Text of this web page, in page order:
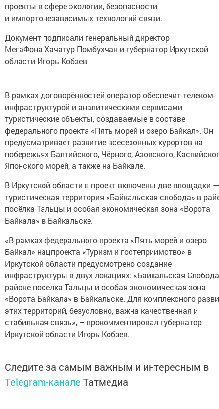
проекты в сфере экологии, безопасности
и импортонезависимых технологий связи.
Документ подписали генеральный директор
МегаФона Хачатур Помбухчан и губернатор Иркутской
области Игорь Кобзев.
В рамках договорённостей оператор обеспечит телеком-
инфраструктурой и аналитическими сервисами
туристические объекты, создаваемые в составе
федерального проекта «Пять морей и озеро Байкал». Он
предусматривает развитие всесезонных курортов на
побережьях Балтийского, Чёрного, Азовского,
Японского морей, а также на Байкале.
В Иркутской области в проект включены две площадки —
туристическая территория «Байкальская слобода» в
посёлка Тальцы и особая экономическая зона «Ворота
Байкала» в Байкальске.
«В рамках федерального проекта «Пять морей и озеро
Байкал» нацпроекта «Туризм и гостеприимство» в
Иркутской области предусмотрено создание
инфраструктуры в двух локациях: «Байкальская
районе поселка Тальцы и особая экономическая зона
«Ворота Байкала» в Байкальске. Для комплексного
этих территорий, безусловно, важна качественная и
стабильная связь», – прокомментировал губернатор
Иркутской области Игорь Кобзев.
Следите за самым важным и интересным в
Telegram-канале Татмедиа